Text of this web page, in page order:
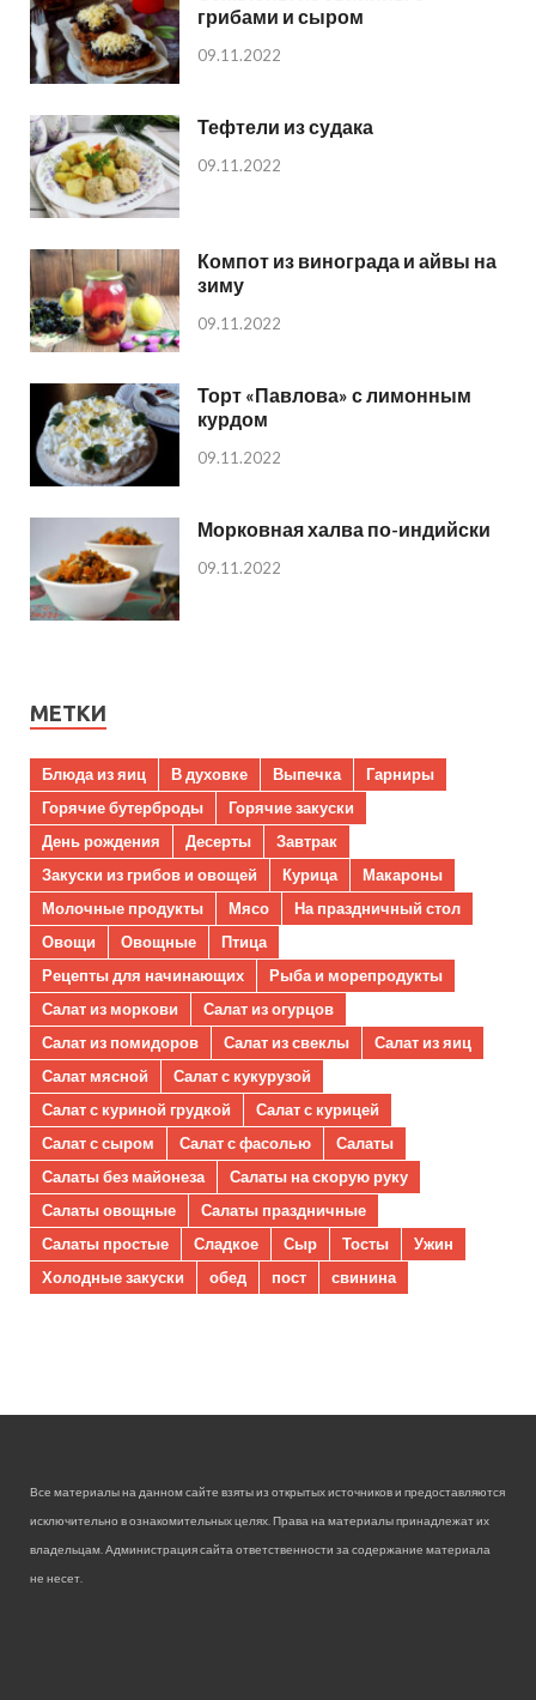
грибами и сыром
09.11.2022
Тефтели из судака
09.11.2022
Компот из винограда и айвы на
зиму
09.11.2022
Торт «Павлова» с лимонным
курдом
09.11.2022
Морковная халва по-индийски
09.11.2022
МЕТКИ
Блюда из яиц В духовке Выпечка
Гарниры
Горячие бутерброды
Горячие закуски
День рождения
Десерты
Завтрак
Закуски из грибов и овощей
Курица
Макароны
Молочные продукты
Мясо
На праздничный стол
Овощи
Овощные
Птица
Рецепты для начинающих
Рыба и морепродукты
Салат из моркови
Салат из огурцов
Салат из помидоров
Салат из свеклы
Салат из яиц
Салат мясной
Салат с кукурузой
Салат с куриной грудкой
Салат с курицей
Салат с сыром
Салат с фасолью
Салаты
Салаты без майонеза
Салаты на скорую руку
Салаты овощные
Салаты праздничные
Салаты простые
Сладкое Сыр Тосты
Ужин
Холодные закуски
обед пост свинина
Все материалы на данном сайте взяты из открытых источников и предоставляются
исключительно в ознакомительных целях. Права на материалы принадлежат их
владельцам. Администрация сайта ответственности за содержание материала
не несет.